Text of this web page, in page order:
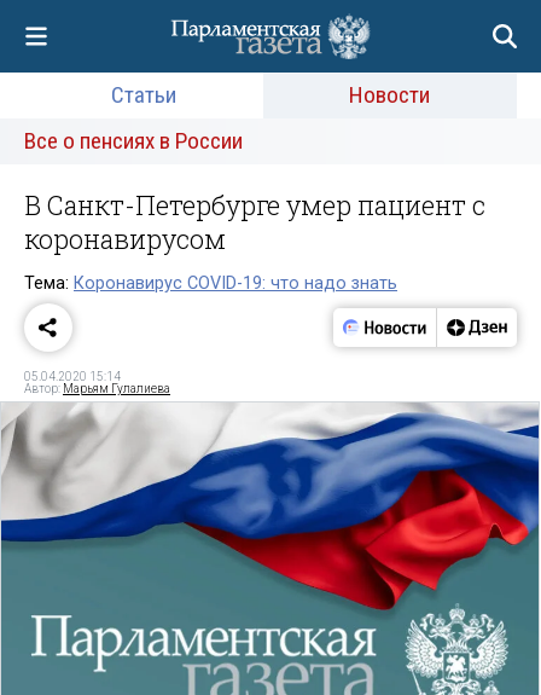
Статьи
Новости
Все о пенсиях в России
В Санкт-Петербурге умер пациент с
коронавирусом
Тема: Коронавирус COVID-19: что надо знать
05.04.2020 15:14
Автор: Марьям Гулалиева